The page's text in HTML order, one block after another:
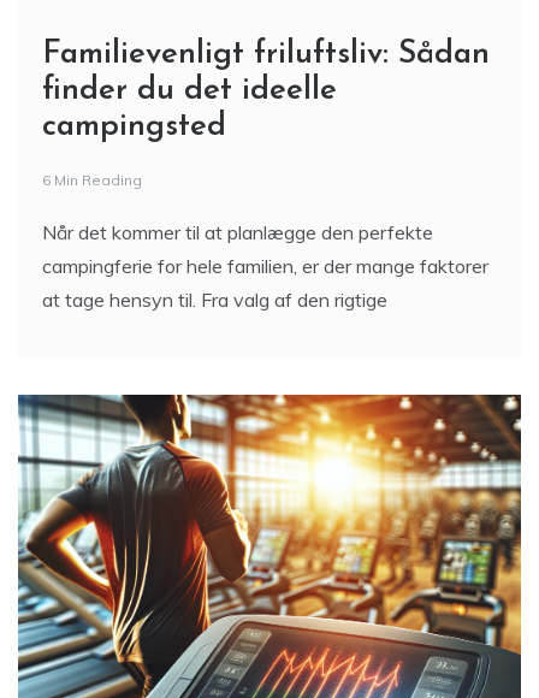
Familievenligt friluftsliv: Sådan
finder du det ideelle
campingsted
6 Min Reading
Når det kommer til at planlægge den perfekte
campingferie for hele familien, er der mange faktorer
at tage hensyn til. Fra valg af den rigtige